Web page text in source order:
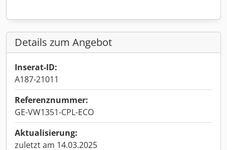
Details zum Angebot
Inserat-ID:
A187-21011
Referenznummer:
GE-VW1351-CPL-ECO
Aktualisierung:
zuletzt am 14.03.2025